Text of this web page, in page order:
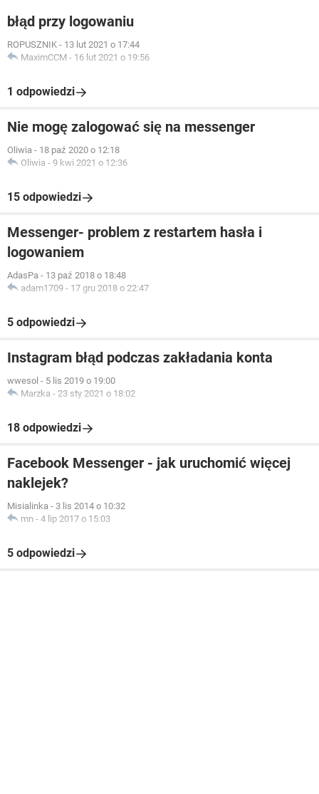
błąd przy logowaniu
ROPUSZNIK - 13 lut 2021 o 17:44
MaximCCM - 16 lut 2021 o 19:56
1 odpowiedzi
Nie mogę zalogować się na messenger
Oliwia - 18 paź 2020 o 12:18
Oliwia - 9 kwi 2021 o 12:36
15 odpowiedzi
Messenger- problem z restartem hasła i
logowaniem
AdasPa - 13 paź 2018 o 18:48
adam1709 - 17 gru 2018 o 22:47
5 odpowiedzi
Instagram błąd podczas zakładania konta
wwesol - 5 lis 2019 o 19:00
Marzka - 23 sty 2021 o 18:02
18 odpowiedzi
Facebook Messenger - jak uruchomić więcej
naklejek?
Misialinka - 3 lis 2014 o 10:32
mn - 4 lip 2017 o 15:03
5 odpowiedzi